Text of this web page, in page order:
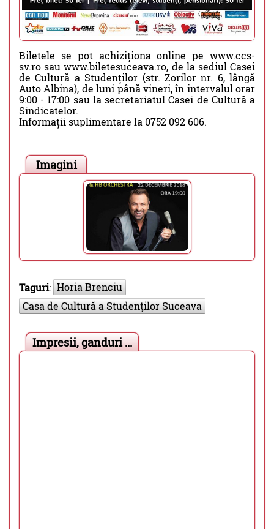
Biletele se pot achiziționa online pe www.ccs-
sv.ro sau www.biletesuceava.ro, de la sediul Casei
de Cultură a Studenților (str. Zorilor nr. 6, lângă
Auto Albina), de luni până vineri, în intervalul orar
9:00 - 17:00 sau la secretariatul Casei de Cultură a
Sindicatelor.
Informații suplimentare la 0752 092 606.
Imagini
Taguri: Horia Brenciu
Casa de Cultură a Studenţilor Suceava
Impresii, ganduri ...